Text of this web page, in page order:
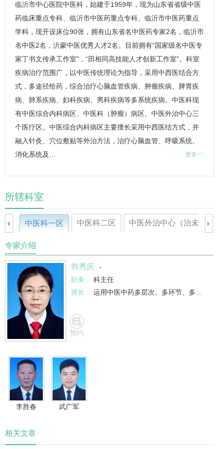
临沂市中心医院中医科 ，始建于1959年，现为山东省省级中医
药临床重点专科、临沂市中医药重点专科、临沂市中医药重点
学科，现开设床位90张，拥有山东省名中医药专家2名，临沂市
名中医2名，沂蒙中医优秀人才2名。目前拥有“国家级名中医专
家丁书文传承工作室”，“田相同高技能人才创新工作室”。科室
疾病治疗范围广，以中医传统理论为指导，采用中西医结合方
式，多途径给药，综合治疗心脑血管疾病、肿瘤疾病、脾胃疾
病、肺系疾病、 妇科疾病、男科疾病等多系统疾病。 中医科现
有中医综合内科病区、 中医科 （肿瘤）病区、中医外治中心三
个医疗区。中医综合内科病区主要擅长采用中西医结方式，并
融入针灸、穴位敷贴等外治方法，治疗心脑血管、呼吸系统、
消化系统及…
更多>>
所辖科室
中医科一区 中医科二区 中医外治中心（治未病中
专家介绍
韩秀庆
-
职务：
科主任
擅长：
运用中医中药多层次、多环节、多靶点的治疗特色，充分发挥中西医结合防治肿瘤患者术后复发转移、增加放化疗疗效、减轻其毒性、延长晚期肿瘤病人生存时间的优势，大大提高了…
预约
李胜春 武广军
相关文章